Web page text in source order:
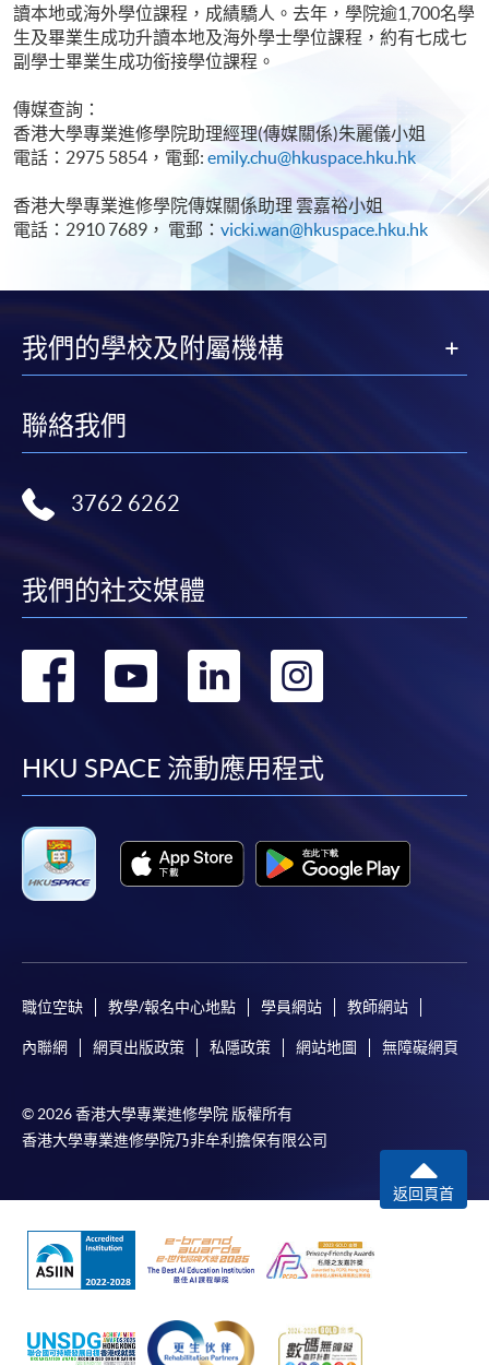
讀本地或海外學位課程，成績驕人。去年，學院逾1,700名學
生及畢業生成功升讀本地及海外學士學位課程，約有七成七
副學士畢業生成功銜接學位課程。
傳媒查詢：
香港大學專業進修學院助理經理(傳媒關係)朱麗儀小姐
電話：2975 5854，電郵: emily.chu@hkuspace.hku.hk
香港大學專業進修學院傳媒關係助理 雲嘉裕小姐
電話：2910 7689， 電郵： vicki.wan@hkuspace.hku.hk
我們的學校及附屬機構
聯絡我們
3762 6262
我們的社交媒體
轉
facebook
轉
youtube
轉
linkedin
轉
HKU SPACE 流動應用程式
職位空缺 教學/報名中心地點 學員網站 教師網站
內聯網 網頁出版政策 私隱政策 網站地圖 無障礙網頁
© 2026 香港大學專業進修學院 版權所有
香港大學專業進修學院乃非牟利擔保有限公司
返回頁首